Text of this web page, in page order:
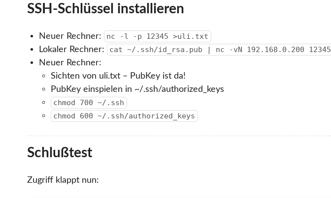
SSH-Schlüssel installieren
Neuer Rechner: nc -l -p 12345 >uli.txt
Lokaler Rechner: cat ~/.ssh/id_rsa.pub | nc -vN 192.168.0.200 12345
Neuer Rechner:
Sichten von uli.txt – PubKey ist da!
PubKey einspielen in ~/.ssh/authorized_keys
chmod 700 ~/.ssh
chmod 600 ~/.ssh/authorized_keys
Schlußtest
Zugriff klappt nun: